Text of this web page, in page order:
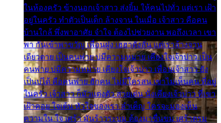
ในห้องครัว ข้างนอกเจ้าสาว ส่งยิ้ม ให้คนไปทั่ว แต่เรา เฝ้า
อยู่ในครัว ทำตัวเป็นเด็ก ล้างจาน ในเมื่อ เจ้าสาว คือคน
บ้านใกล้ พึ่งพาอาศัย จำใจ ต้องไปช่วยงาน พอถึงเวลา เขา
พา กันเข้าพาขวัญ เพื่อนฝูง เฮฮาดังลั่น แต่เราล้างจาน
เดียวดาย เป็นคนพ่าย บ่มีความหมาย เคียงใจเจ้าบ่าว เป็น
คนพ่าย บ่มีความหมาย เคียงใจเจ้าบ่าว เพื่อนเจ้าสาว ยัง
เป็นบ่ได้ คือคนพ่าย ฮักคน ไม่มีใครสน เขาไม่เห็นคน ที่อยู่
ในครัว เจ้าสาว ก็มัวแต่งตัว สวยเด่น นั่งเคียงเจ้าบ่าว ที่เขา
เฝ้าคอย ใจเต้น หัวใจของเรา ลำเค็ญ ใครจะมองเห็น
ความใน ใจ เศร้า มันร้าวระบม ต้องมาขื่นขม เศร้าตรม